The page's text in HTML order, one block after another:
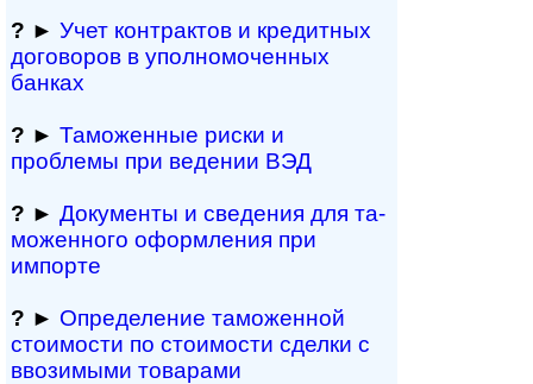
? ► Учет контрактов и кре­дит­ных
договоров в упол­номоченных
банках
? ► Таможенные риски и
проблемы при ведении ВЭД
? ► Документы и све­де­ния для та­
мо­жен­но­го офор­м­ле­ния при
импорте
? ► Определение таможенной
стоимости по стоимости сделки с
ввозимыми товарами